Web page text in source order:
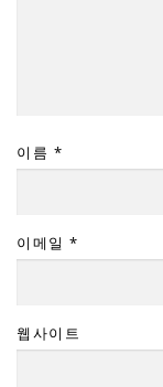
이름 *
이메일 *
웹사이트